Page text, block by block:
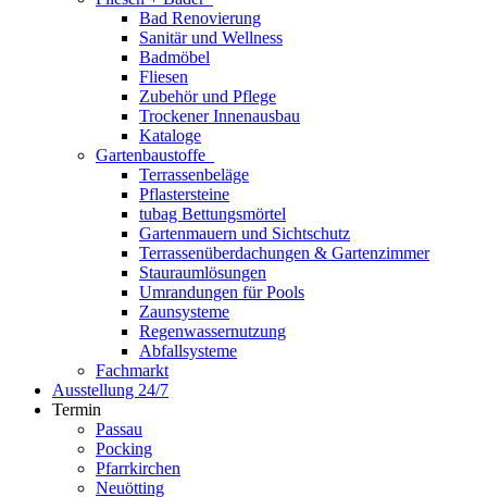
Bad Renovierung
Sanitär und Wellness
Badmöbel
Fliesen
Zubehör und Pflege
Trockener Innenausbau
Kataloge
Gartenbaustoffe
Terrassenbeläge
Pflastersteine
tubag Bettungsmörtel
Gartenmauern und Sichtschutz
Terrassenüberdachungen & Gartenzimmer
Stauraumlösungen
Umrandungen für Pools
Zaunsysteme
Regenwassernutzung
Abfallsysteme
Fachmarkt
Ausstellung 24/7
Termin
Passau
Pocking
Pfarrkirchen
Neuötting